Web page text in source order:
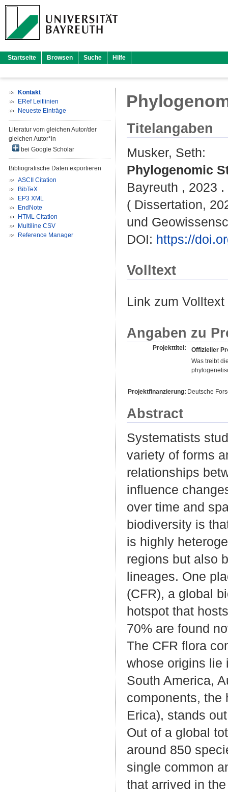
Startseite Browsen Suche Hilfe
Kontakt
ERef Leitlinien
Neueste Einträge
Literatur vom gleichen Autor/der
gleichen Autor*in
bei Google Scholar
Bibliografische Daten exportieren
ASCII Citation
BibTeX
EP3 XML
EndNote
HTML Citation
Multiline CSV
Reference Manager
Titelangaben
Musker, Seth:
Phylogenomic
Bayreuth , 2023
( Dissertation,
und
DOI: https://
Volltext
Link zum
Angaben zu
Projekttitel:
Offizieller
Was treibt
Projektfinanzierung: Deutsche
Abstract
Systematists
variety of forms
relationships
influence
over time and
biodiversity is
is highly
regions but also
lineages. One
(CFR), a global
hotspot that
70% are found
The CFR flora
whose origins lie
South America,
components, the
Erica), stands
Out of a global
around 850
single common
that arrived in